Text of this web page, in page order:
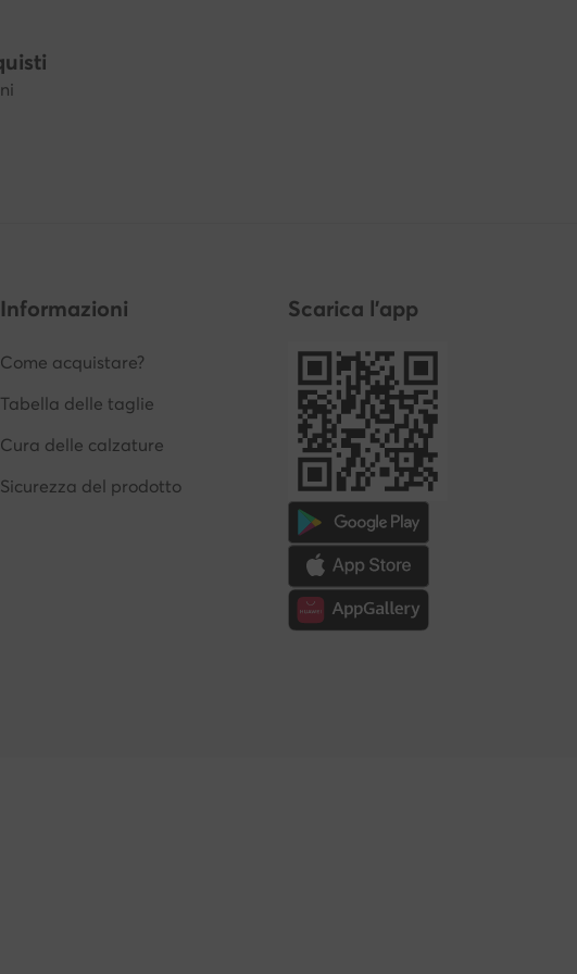
Informazioni
Come acquistare?
Tabella delle taglie
Cura delle calzature
Sicurezza del prodotto
Scarica l'app